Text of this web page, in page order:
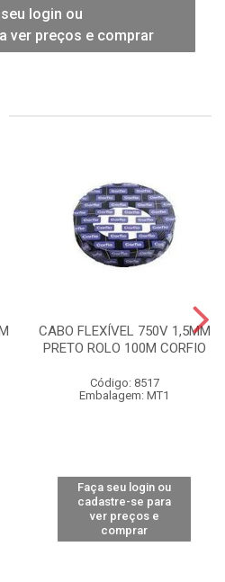
seu login ou
ver preços e comprar
CABO FLEXÍVEL 750V 1,5MM
PRETO ROLO 100M CORFIO
Código: 8517
Embalagem: MT1
Faça seu login ou
cadastre-se para
ver preços e
comprar